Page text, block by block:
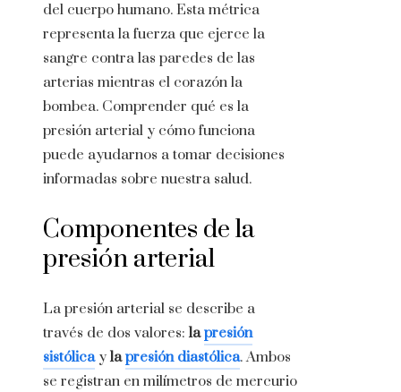
del cuerpo humano. Esta métrica
representa la fuerza que ejerce la
sangre contra las paredes de las
arterias mientras el corazón la
bombea. Comprender qué es la
presión arterial y cómo funciona
puede ayudarnos a tomar decisiones
informadas sobre nuestra salud.
Componentes de la
presión arterial
La presión arterial se describe a
través de dos valores: lapresión
sistólicay lapresión diastólica. Ambos
se registran en milímetros de mercurio